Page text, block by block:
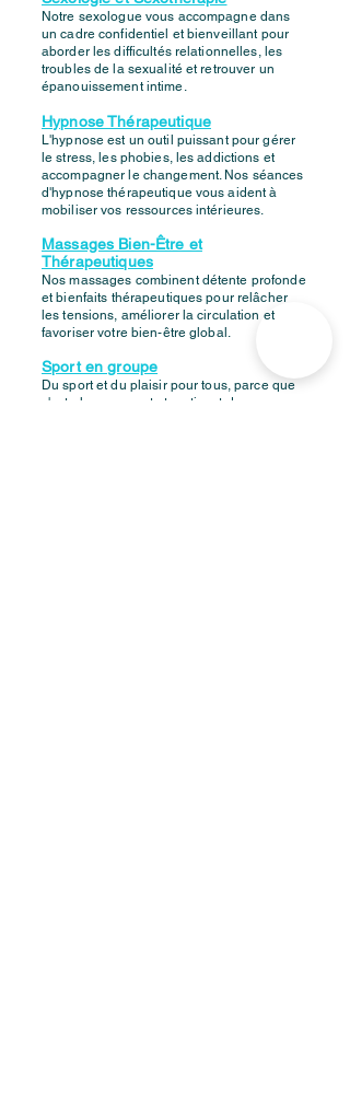
Notre sexologue vous accompagne dans
un cadre confidentiel et bienveillant pour
aborder les difficultés relationnelles, les
troubles de la sexualité et retrouver un
épanouissement intime.
Hypnose Thérapeutique
L'hypnose est un outil puissant pour gérer
le stress, les phobies, les addictions et
accompagner le changement. Nos séances
d'hypnose thérapeutique vous aident à
mobiliser vos ressources intérieures.
Massages Bien-Être et
Thérapeutiques
Nos massages combinent détente profonde
et bienfaits thérapeutiques pour relâcher
les tensions, améliorer la circulation et
favoriser votre bien-être global.
Sport en groupe
Du sport et du plaisir pour tous, parce que
c'est plus amusant et motivant de